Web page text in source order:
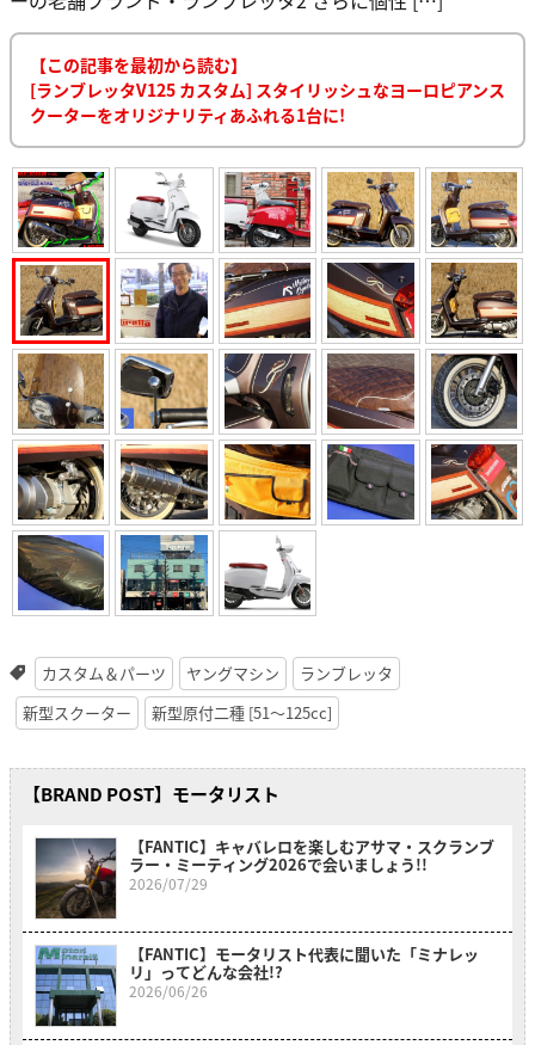
【この記事を最初から読む】
[ランブレッタV125 カスタム] スタイリッシュなヨーロピアンス
クーターをオリジナリティあふれる1台に!
カスタム＆パーツ ヤングマシン
ランブレッタ
新型スクーター
新型原付二種 [51〜125cc]
【BRAND POST】モータリスト
【FANTIC】キャバレロを楽しむアサマ・スクランブ
ラー・ミーティング2026で会いましょう!!
2026/07/29
【FANTIC】モータリスト代表に聞いた「ミナレッ
リ」ってどんな会社!?
2026/06/26